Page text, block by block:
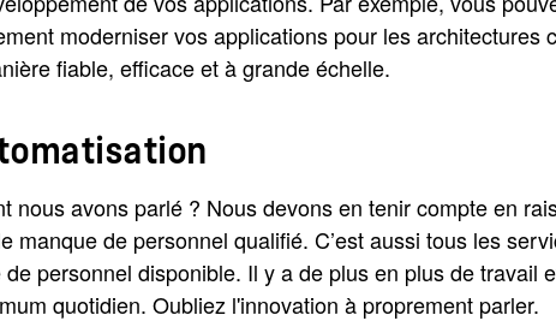
moderniser vos applications pour les architectures
fiable, efficace et à grande échelle.
avons parlé ? Nous devons en tenir compte en
de personnel qualifié. C’est aussi tous les
personnel disponible. Il y a de plus en plus de travail
quotidien. Oubliez l'innovation à proprement parler.